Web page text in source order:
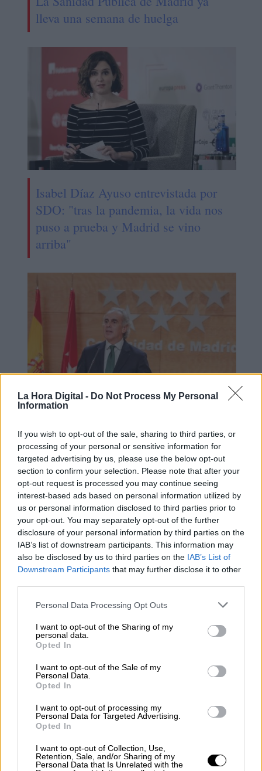
La Hora Digital - Do Not Process My Personal
Information
If you wish to opt-out of the sale, sharing to third parties, or
processing of your personal or sensitive information for
targeted advertising by us, please use the below opt-out
section to confirm your selection. Please note that after your
opt-out request is processed you may continue seeing
interest-based ads based on personal information utilized by
us or personal information disclosed to third parties prior to
your opt-out. You may separately opt-out of the further
disclosure of your personal information by third parties on the
IAB’s list of downstream participants. This information may
also be disclosed by us to third parties on the IAB’s List of
Downstream Participants that may further disclose it to other
Personal Data Processing Opt Outs
I want to opt-out of the Sharing of my
personal data.
Opted In
I want to opt-out of the Sale of my
Personal Data.
Opted In
I want to opt-out of processing my
Personal Data for Targeted Advertising.
Opted In
I want to opt-out of Collection, Use,
Retention, Sale, and/or Sharing of my
Personal Data that Is Unrelated with the
lleva una semana de huelga
Isabel Díaz Ayuso entrevistada por
SDO: "tras la pandemia, la vida nos
puso a prueba y Madrid se vino
arriba"
después de Semana Santa para retirar
las mascarillas
OPINIONES DIVERSAS
¿La ciudadanía de Occidente
es consciente del riesgo de
una tercera guerra mundial?
Geopolítica de Crisis
Suelta y confía
Por María Comesaña
Votantes y votados
El Conflicto de Oriente Medio:
Un Nuevo Orden Autoritario
en Construcción
Por Álvaro Frutos Rosado y Gabinete
Geopolítica de Crisis